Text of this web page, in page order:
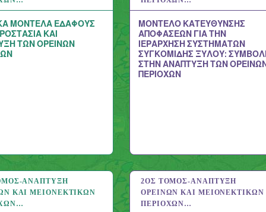
ΜΟΝΤΕΛΑ ΕΔΑΦΟΥΣ
ΚΑΙ
ΤΩΝ ΟΡΕΙΝΩΝ
ΜΟΝΤΕΛΟ ΚΑΤΕΥΘΥΝΣΗΣ
ΑΠΟΦΑΣΕΩΝ ΓΙΑ ΤΗΝ
ΙΕΡΑΡΧΗΣΗ ΣΥΣΤΗΜΑΤΩΝ
ΣΥΓΚΟΜΙΔΗΣ ΞΥΛΟΥ:
ΣΤΗΝ ΑΝΑΠΤΥΞΗ ΤΩΝ
ΠΕΡΙΟΧΩΝ
ΑΝΆΠΤΥΞΗ
ΚΑΙ ΜΕΙΟΝΕΚΤΙΚΏΝ
2ΟΣ ΤΌΜΟΣ-ΑΝΆΠΤΥΞΗ
ΟΡΕΙΝΏΝ ΚΑΙ ΜΕΙΟΝΕΚΤΙΚΏΝ
ΠΕΡΙΟΧΏΝ…
11 ΑΥΓ 2020